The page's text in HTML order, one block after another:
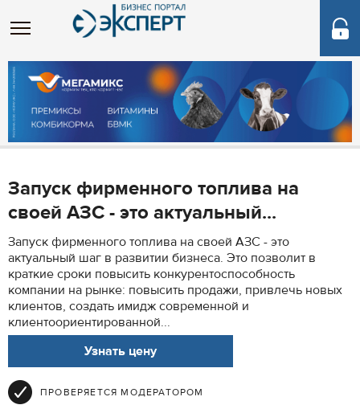
Запуск фирменного топлива на
своей АЗС - это актуальный...
Запуск фирменного топлива на своей АЗС - это
актуальный шаг в развитии бизнеса. Это позволит в
краткие сроки повысить конкурентоспособность
компании на рынке: повысить продажи, привлечь новых
клиентов, создать имидж современной и
клиентоориентированной...
Узнать цену
ПРОВЕРЯЕТСЯ МОДЕРАТОРОМ